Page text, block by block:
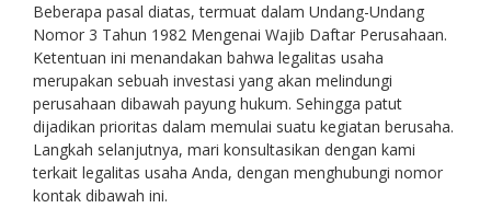
Beberapa pasal diatas, termuat dalam Undang-Undang
Nomor 3 Tahun 1982 Mengenai Wajib Daftar Perusahaan.
Ketentuan ini menandakan bahwa legalitas usaha
merupakan sebuah investasi yang akan melindungi
perusahaan dibawah payung hukum. Sehingga patut
dijadikan prioritas dalam memulai suatu kegiatan berusaha.
Langkah selanjutnya, mari konsultasikan dengan kami
terkait legalitas usaha Anda, dengan menghubungi nomor
kontak dibawah ini.